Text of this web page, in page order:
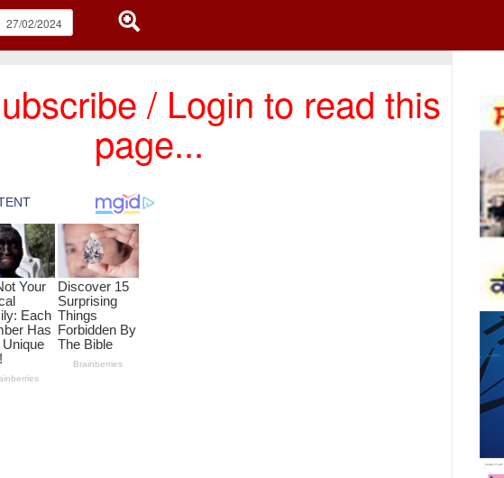
/ Login to read this
page...